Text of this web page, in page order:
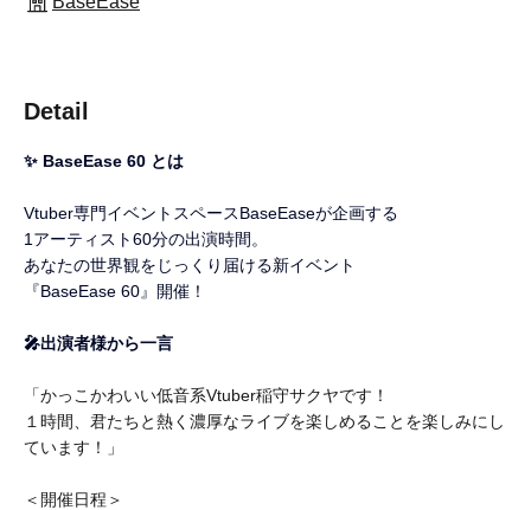
Detail
✨ BaseEase 60 とは
Vtuber専門イベントスペースBaseEaseが企画する
1アーティスト60分の出演時間。
あなたの世界観をじっくり届ける新イベント
『BaseEase 60』開催！
🎤出演者様から一言
「かっこかわいい低音系Vtuber稲守サクヤです！
１時間、君たちと熱く濃厚なライブを楽しめることを楽しみにし
ています！」
＜開催日程＞